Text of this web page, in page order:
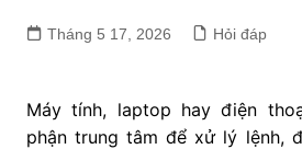
Tháng 5 17, 2026 Hỏi đáp
Máy tính, laptop hay điện
phận trung tâm để xử lý lệnh,